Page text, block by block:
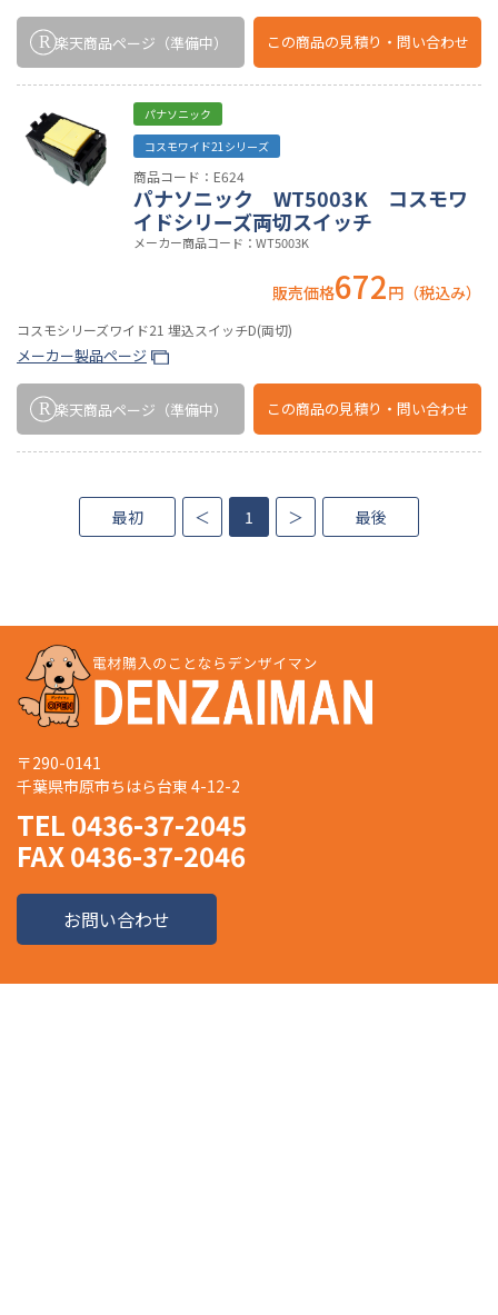
楽天商品ページ （準備中） この商品の見積り・問い合わせ
パナソニック
コスモワイド21シリーズ
商品コード：E624
パナソニック WT5003K コスモワ
イドシリーズ両切スイッチ
メーカー商品コード：WT5003K
販売価格672円（税込み）
コスモシリーズワイド21 埋込スイッチD(両切)
メーカー製品ページ
楽天商品ページ （準備中） この商品の見積り・問い合わせ
最初 ＜ 1 ＞ 最後
〒290-0141
千葉県市原市ちはら台東 4-12-2
TEL 0436-37-2045
FAX 0436-37-2046
お問い合わせ